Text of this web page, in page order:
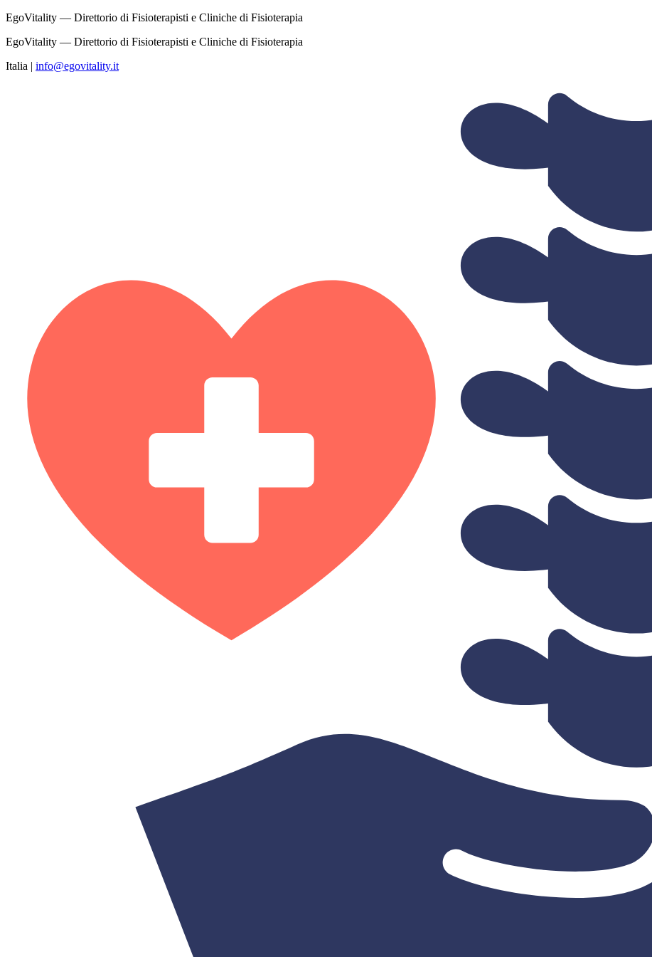
EgoVitality — Direttorio di Fisioterapisti e Cliniche di Fisioterapia
EgoVitality — Direttorio di Fisioterapisti e Cliniche di Fisioterapia
Italia | info@egovitality.it